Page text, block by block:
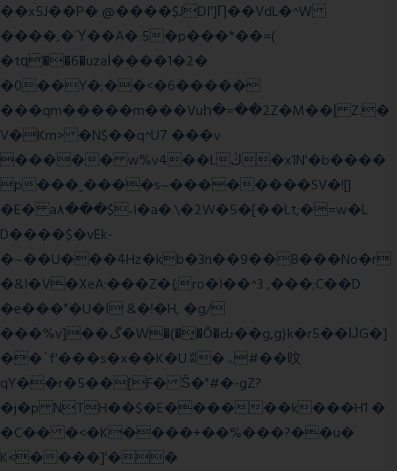
��x5J��P� @����$JDI']Ƞ��VdL�^W
����,�Ύ��A� 5�p���*��=(
�tԛ��6�uzaІ����1�2�
�0��Y�;��<�6�����
���qm�����m���Vuհ�=��2Z�M��ɭ Z.�
V�Km> �N$��q^U7 ���v
����� w%v4��Lڭ�x1N'�b����
p���˿����s~��������SV�![|
�E� a٨���$˖I�a�.\�2W�5�[��Lt;�=w�L
D����$�vEk-
�~��U���4Hz�kb�3n��9��8���No�r
�&I�V�XeA:���Z�{;ro�I��^3 ,���;C��D
�e���"�U�ǀ &�!�H, �g/
���%v]��گ�W�(�̟�Õ�Ԃ��g,g}k�r5��ĲG�]
��`f'���s�x��K�U.ʬ�ۃ#��旼
qY��r�5��[F� Ŝ�"#�-gZ?
�j�p NTH��$�E������k���H1 �
�C�� �<�K����+��%���?��u�
K<����]'��